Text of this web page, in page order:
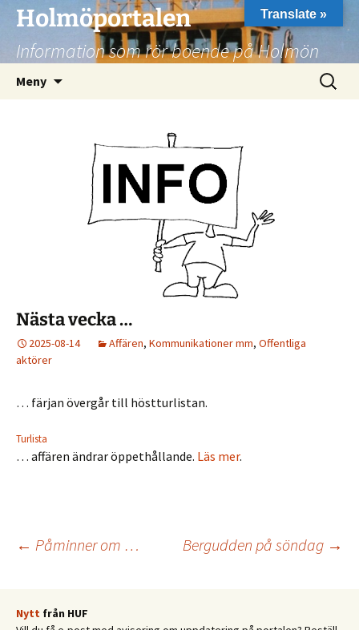
Hoppa
innehåll
Holmöportalen
Information som rör boende på Holmön
Meny
Sök
efter:
Nästa vecka …
2025-08-14 Affären, Kommunikationer mm, Offentliga
aktörer
… färjan övergår till höstturlistan.
Turlista
… affären ändrar öppethållande. Läs mer.
Inläggsnavigering
← Påminner om … Bergudden på söndag →
Nytt från HUF
Translate »